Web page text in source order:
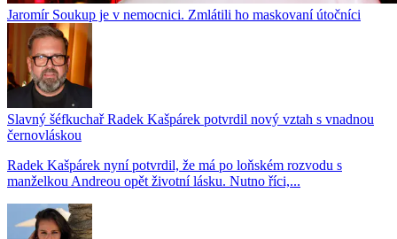
Jaromír Soukup je v nemocnici. Zmlátili ho maskovaní útočníci
Slavný šéfkuchař Radek Kašpárek potvrdil nový vztah s vnadnou
černovláskou
Radek Kašpárek nyní potvrdil, že má po loňském rozvodu s
manželkou Andreou opět životní lásku. Nutno říci,...